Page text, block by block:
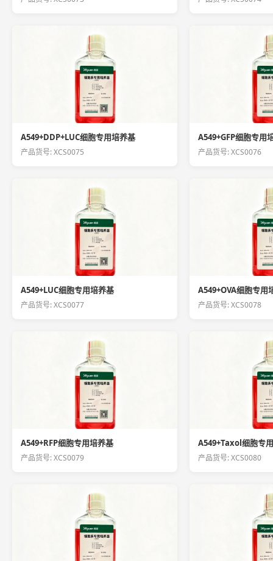
A549+DDP+LUC细胞专用培养基
产品货号: XCS0075
A549+GFP细胞专用
产品货号: XCS0076
A549+LUC细胞专用培养基
产品货号: XCS0077
A549+OVA细胞专用
产品货号: XCS0078
A549+RFP细胞专用培养基
产品货号: XCS0079
A549+Taxol细胞专
产品货号: XCS0080